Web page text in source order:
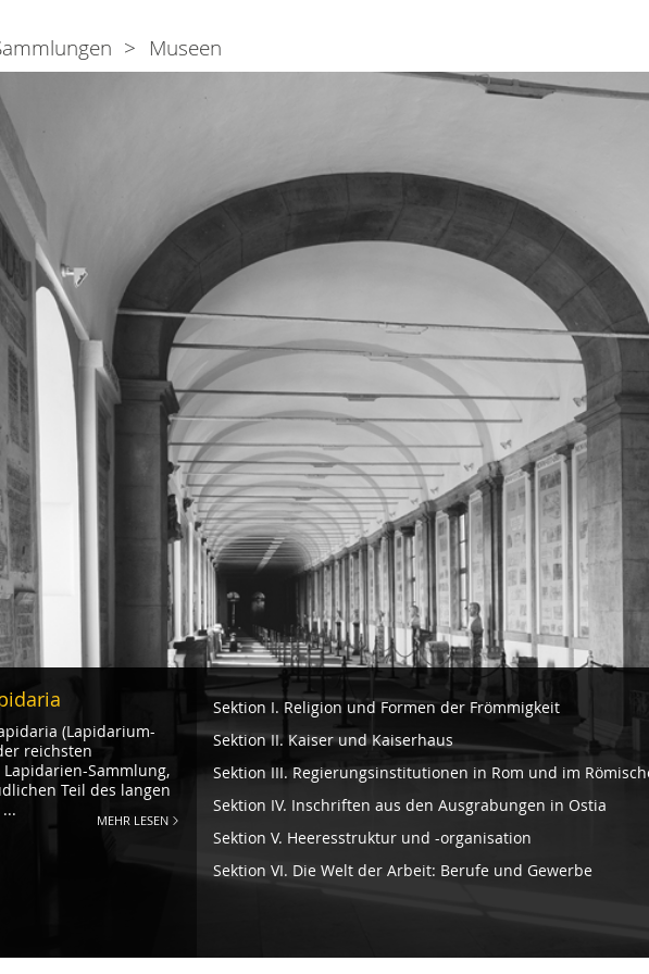
(Lapidarium-
reichsten
Sammlung,
Teil des langen
MEHR LESEN
Navigazione
-
Galleria
Lapidaria
Sektion I. Religion und Formen der Frömmigkeit
Sektion II. Kaiser und Kaiserhaus
Sektion III. Regierungsinstitutionen in Rom und im
Sektion IV. Inschriften aus den Ausgrabungen in Ostia
Sektion V. Heeresstruktur und -organisation
Sektion VI. Die Welt der Arbeit: Berufe und Gewerbe
Museen